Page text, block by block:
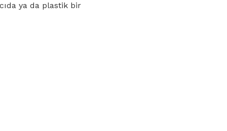
ya da plastik bir